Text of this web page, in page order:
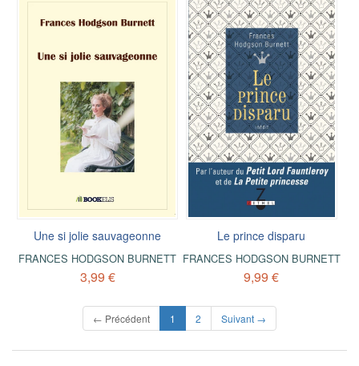
Une si jolie sauvageonne
FRANCES HODGSON BURNETT
3,99 €
Le prince disparu
FRANCES HODGSON BURNETT
9,99 €
← Précédent 1 (current)
2 Suivant →